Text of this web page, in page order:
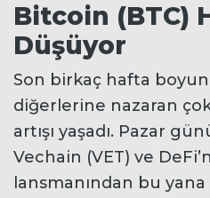
Bitcoin (BTC)
Düşüyor
Son birkaç hafta
diğerlerine nazaran
artışı yaşadı. Pazar
Vechain (VET) ve
lansmanından bu